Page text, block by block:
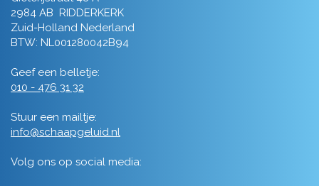
2984 AB RIDDERKERK
Zuid-Holland Nederland
BTW: NL001280042B94
Geef een belletje:
010 - 476 31 32
Stuur een mailtje:
info@schaapgeluid.nl
Volg ons op social media: